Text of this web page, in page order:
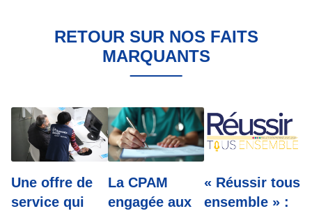
RETOUR SUR NOS FAITS
MARQUANTS
Une offre de
service qui
La CPAM
engagée aux
« Réussir tous
ensemble » :